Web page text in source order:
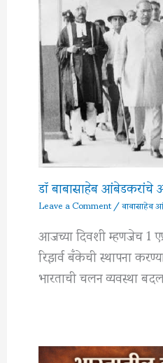
डॉ बाबासाहेब आंबेडकरांचे
Leave a Comment/
आजच्या दिवशी म्हणजेच 1
रिझर्व बँकेची स्थापना
भारताची चलन व्यवस्था